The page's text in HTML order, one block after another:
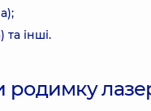
інші.
родимку